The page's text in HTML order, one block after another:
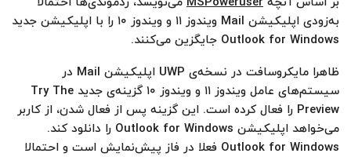
به‌زودی اپلیکیشن Mail ویندوز ۱۱ و ویندوز ۱۰ را با اپلیکیشن جدید
Outlook for Windows جایگزین می‌‌کنند.
ظاهرا مایکروسافت در نسخه‌ی UWP اپلیکیشن Mail در
سیستم‌های عامل ویندوز ۱۱ و ویندوز ۱۰ گزینه‌ی جدید Try The
Preview را فعال کرده است. این گزینه پس از فعال شدن،‌ از کاربر
می‌خواهد اپلیکیشن Outlook for Windows را دانلود کند.
Outlook for Windows فعلا در فاز پیش‌نمایش است و احتمالا